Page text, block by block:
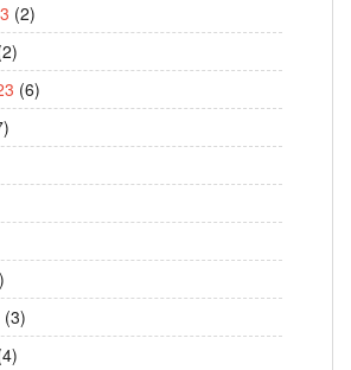
(2)
(6)
(3)